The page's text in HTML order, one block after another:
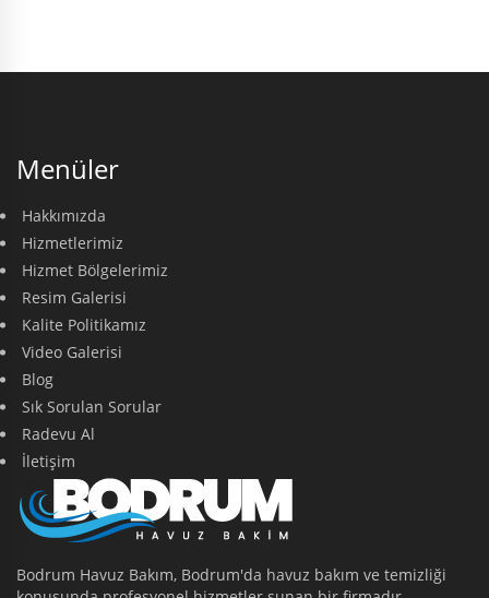
Menüler
Hakkımızda
Hizmetlerimiz
Hizmet Bölgelerimiz
Resim Galerisi
Kalite Politikamız
Video Galerisi
Blog
Sık Sorulan Sorular
Radevu Al
İletişim
Bodrum Havuz Bakım, Bodrum'da havuz bakım ve temizliği